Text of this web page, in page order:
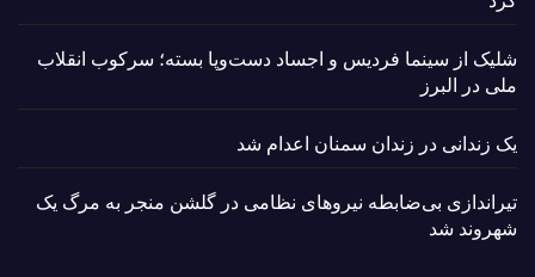
شلیک از سینما فردیس و اجساد دست‌وپا بسته؛ سرکوب انقلاب
ملی در البرز
یک زندانی در زندان سمنان اعدام شد
تیراندازی بی‌ضابطه نیروهای نظامی در گلشن منجر به مرگ یک
شهروند شد